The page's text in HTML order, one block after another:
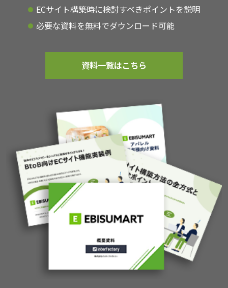
ECサイト構築時に検討すべきポイントを説明
必要な資料を無料でダウンロード可能
資料一覧はこちら